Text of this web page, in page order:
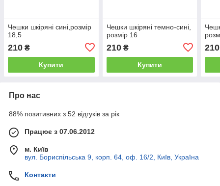
Чешки шкіряні сині,розмір
18,5
210 ₴
Купити
Чешки шкіряні темно-сині,
розмір 16
210₴
Купити
210
Про нас
88% позитивних з 52 відгуків за рік
Працює з 07.06.2012
м. Київ
вул. Бориспільська 9, корп. 64, оф. 16/2, Київ, Україна
Контакти